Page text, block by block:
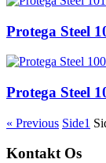
Protega Steel
Protega Steel
« Previous Side1
Kontakt Os